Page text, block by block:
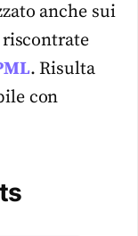
anche sui
. Risulta
con